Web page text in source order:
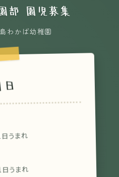
部 園児募集
わかば幼稚園
うまれ
うまれ